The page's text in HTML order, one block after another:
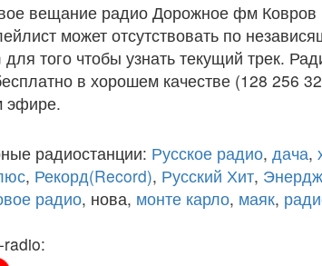
вещание радио Дорожное фм
может отсутствовать по
того чтобы узнать текущий трек.
в хорошем качестве (128 256
эфире.
радиостанции: Русское радио, дача,
, Рекорд(Record), Русский Хит,
радио, нова, монте карло, маяк,